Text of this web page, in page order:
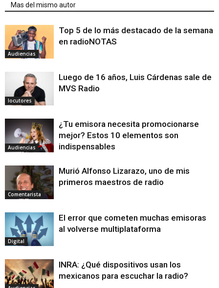
Mas del mismo autor
Audiencias
Top 5 de lo más destacado de la semana
en radioNOTAS
locutores
Luego de 16 años, Luis Cárdenas sale de
MVS Radio
Audiencias
¿Tu emisora necesita promocionarse
mejor? Estos 10 elementos son
indispensables
Comentarista
Murió Alfonso Lizarazo, uno de mis
primeros maestros de radio
Digital
El error que cometen muchas emisoras
al volverse multiplataforma
INRA: ¿Qué dispositivos usan los
mexicanos para escuchar la radio?